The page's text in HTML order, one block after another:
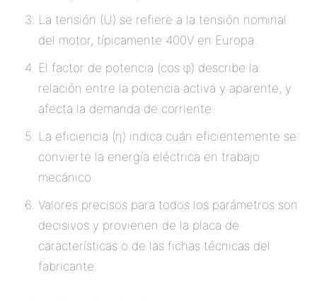
La tensión (U) se refiere a la tensión nominal
del motor, típicamente 400V en Europa.
El factor de potencia (cos φ) describe la
relación entre la potencia activa y aparente, y
afecta la demanda de corriente.
La eficiencia (η) indica cuán eficientemente se
convierte la energía eléctrica en trabajo
mecánico.
Valores precisos para todos los parámetros son
decisivos y provienen de la placa de
características o de las fichas técnicas del
fabricante.